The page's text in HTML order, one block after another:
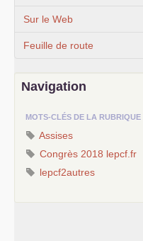
Sur le Web
Feuille de route
Navigation
MOTS-CLÉS DE LA RUBRIQUE
Assises
Congrès 2018 lepcf.fr
lepcf2autres